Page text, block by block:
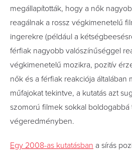
megállapították, hogy a nők
reagálnak a rossz végkimenetelű
ingerekre (például a
férfiak nagyobb valószínűséggel
végkimenetelű mozikra, pozitív
nők és a férfiak reakciója általában
műfajokat tekintve, a kutatás azt
szomorú filmek sokkal
végeredményben.
Egy 2008-as kutatásban a sírás